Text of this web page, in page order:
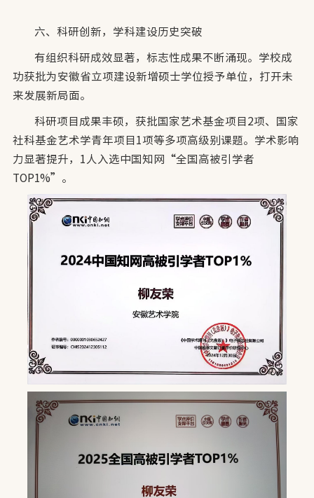
六、科研创新，学科建设历史突破
有组织科研成效显著，标志性成果不断涌现。学校成
功获批为安徽省立项建设新增硕士学位授予单位，打开未
来发展新局面。
科研项目成果丰硕，获批国家艺术基金项目2项、国家
社科基金艺术学青年项目1项等多项高级别课题。学术影响
力显著提升，1人入选中国知网“全国高被引学者
TOP1%”。